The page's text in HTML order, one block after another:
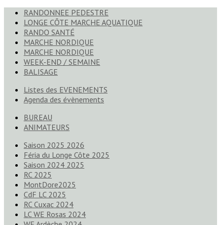
RANDONNEE PEDESTRE
LONGE CÔTE MARCHE AQUATIQUE
RANDO SANTÉ
MARCHE NORDIQUE
MARCHE NORDIQUE
WEEK-END / SEMAINE
BALISAGE
Listes des EVENEMENTS
Agenda des évènements
BUREAU
ANIMATEURS
Saison 2025 2026
Féria du Longe Côte 2025
Saison 2024 2025
RC 2025
MontDore2025
CdF LC 2025
RC Cuxac 2024
LC WE Rosas 2024